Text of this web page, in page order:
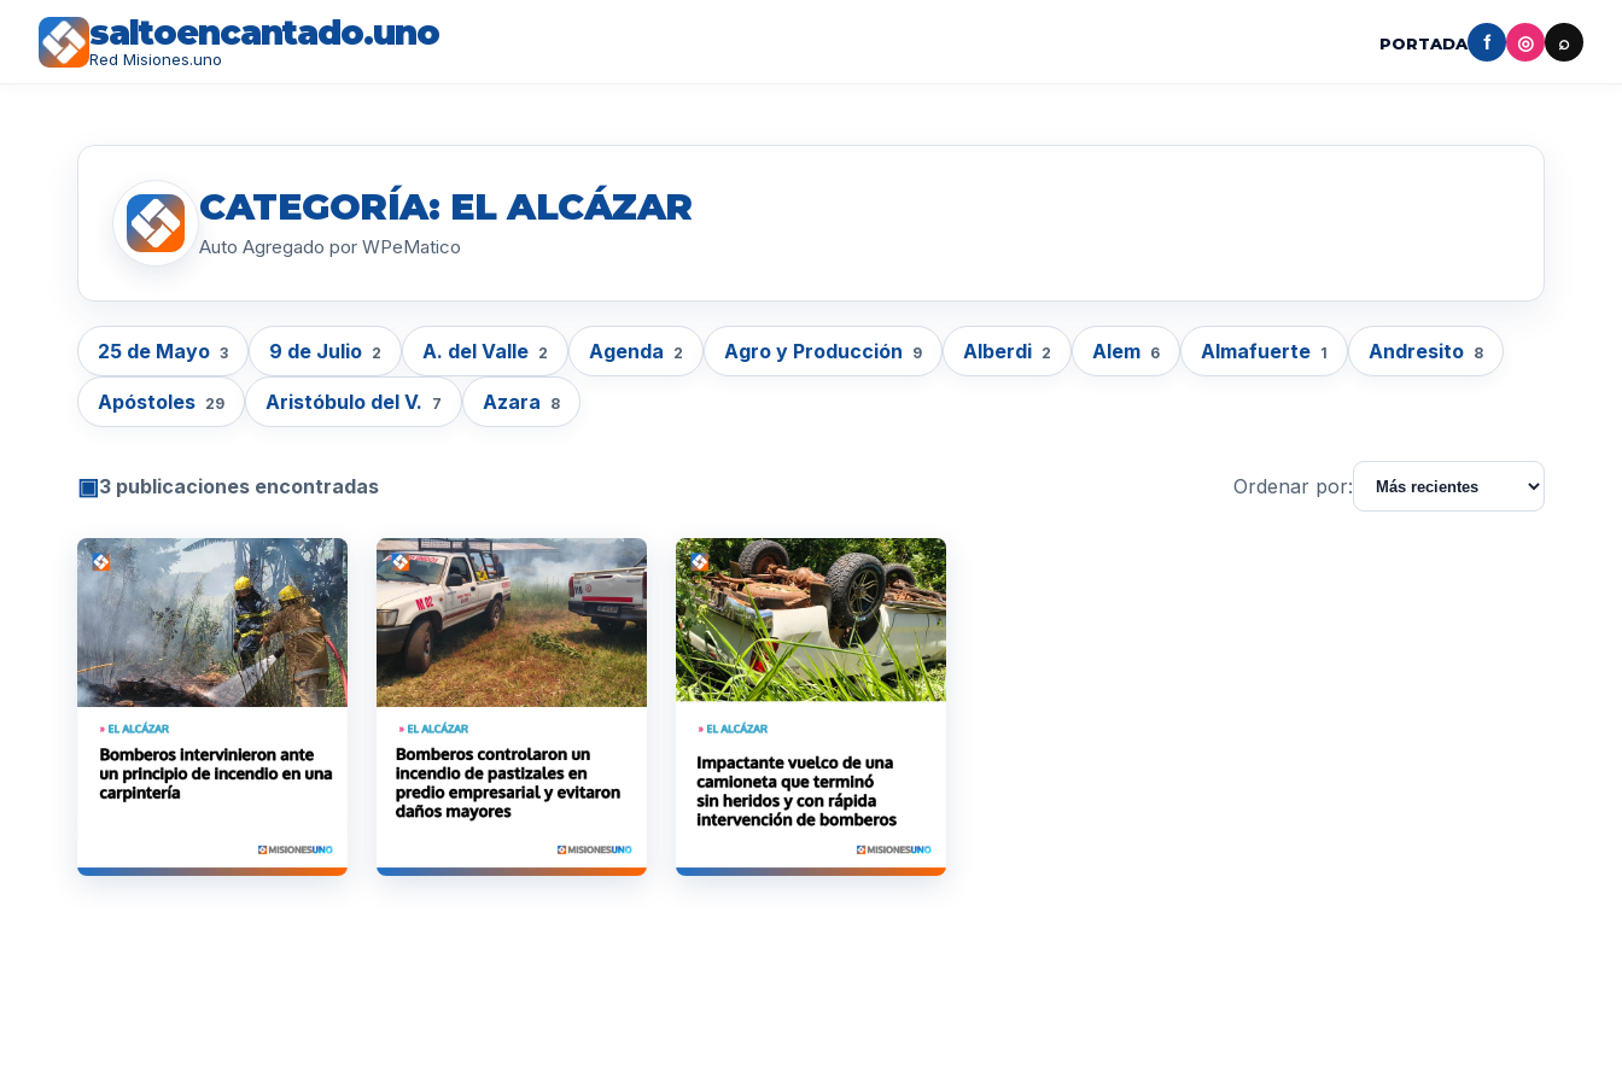
saltoencantado.uno
Red Misiones.uno
PORTADA f ◎ ⌕
CATEGORÍA: EL ALCÁZAR
Auto Agregado por WPeMatico
25 de Mayo 3 9 de Julio 2 A. del Valle 2 Agenda 2 Agro y Producción 9 Alberdi 2 Alem 6 Almafuerte 1 Andresito 8
Apóstoles 29 Aristóbulo del V. 7 Azara 8
▣3 publicaciones encontradas Ordenar por: